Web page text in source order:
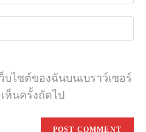
ไซต์ของฉันบนเบราว์เซอร์
ห็นครั้งถัดไป